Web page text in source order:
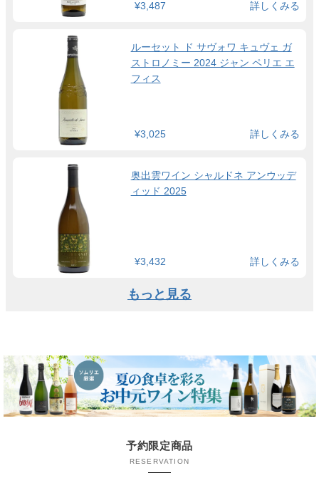
¥3,487 詳しくみる
ルーセット ド サヴォワ キュヴェ ガ
ストロノミー 2024 ジャン ペリエ エ
フィス
¥3,025 詳しくみる
奥出雲ワイン シャルドネ アンウッデ
ィッド 2025
¥3,432 詳しくみる
もっと見る
予約限定商品
RESERVATION